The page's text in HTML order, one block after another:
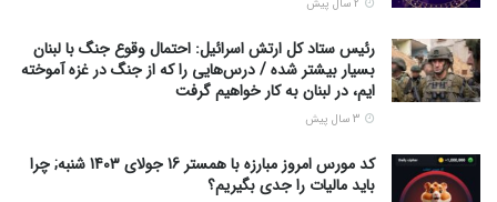
رئیس ستاد کل ارتش اسرائیل: احتمال وقوع جنگ با لبنان
بسیار بیشتر شده / درس‌هایی را که از جنگ در غزه آموخته
ایم، در لبنان به کار خواهیم گرفت
کد مورس امروز مبارزه با همستر 16 جولای 1403 شنبه; چرا
باید مالیات را جدی بگیریم؟